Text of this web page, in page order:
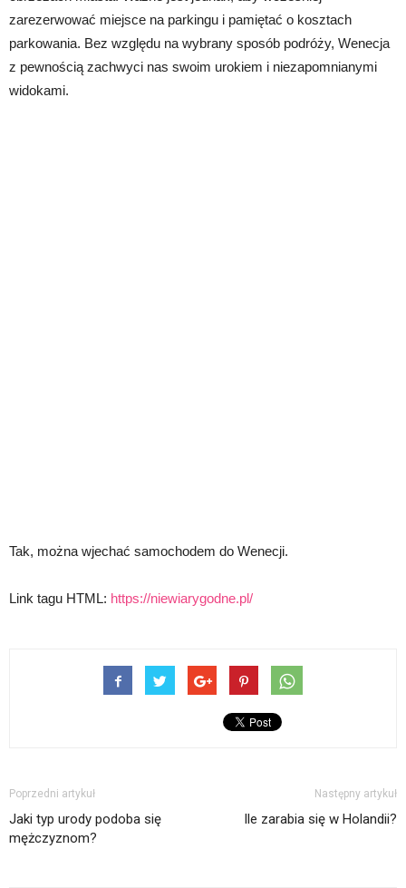
zarezerwować miejsce na parkingu i pamiętać o kosztach
parkowania. Bez względu na wybrany sposób podróży, Wenecja
z pewnością zachwyci nas swoim urokiem i niezapomnianymi
widokami.
Tak, można wjechać samochodem do Wenecji.
Link tagu HTML: https://niewiarygodne.pl/
Poprzedni artykuł
Jaki typ urody podoba się
mężczyznom?
Następny artykuł
Ile zarabia się w Holandii?